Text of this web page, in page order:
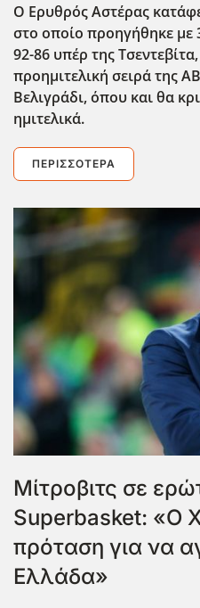
Ο Ερυθρός Αστέρας
στο οποίο προηγήθηκε με
92-86 υπέρ της
προημιτελική σειρά της
Βελιγράδι, όπου και θα
ημιτελικά.
ΠΕΡΙΣΣΌΤΕΡΑ
Μίτροβιτς σε
Superbasket: «Ο
πρόταση για να
Ελλάδα»